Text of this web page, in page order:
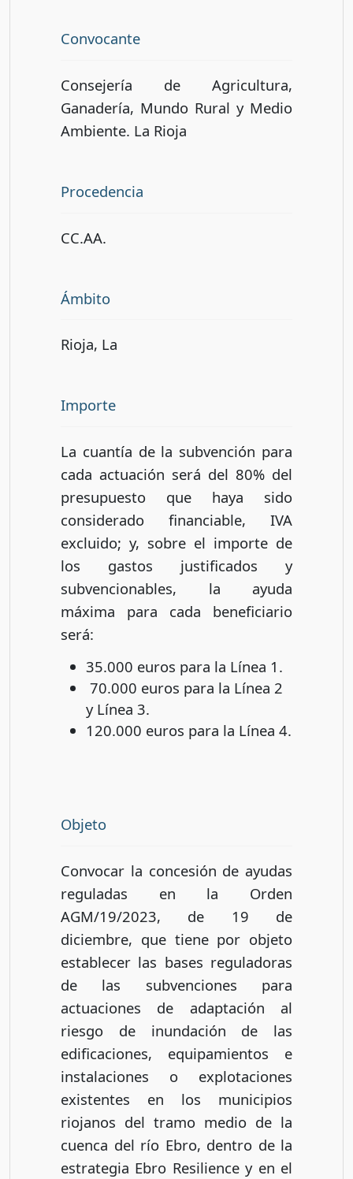
Convocante
Consejería de Agricultura,
Ganadería, Mundo Rural y Medio
Ambiente. La Rioja
Procedencia
CC.AA.
Ámbito
Rioja, La
Importe
La cuantía de la subvención para
cada actuación será del 80% del
presupuesto que haya sido
considerado financiable, IVA
excluido; y, sobre el importe de
los gastos justificados y
subvencionables, la ayuda
máxima para cada beneficiario
será:
35.000 euros para la Línea 1.
70.000 euros para la Línea 2
y Línea 3.
120.000 euros para la Línea 4.
Objeto
Convocar la concesión de ayudas
reguladas en la Orden
AGM/19/2023, de 19 de
diciembre, que tiene por objeto
establecer las bases reguladoras
de las subvenciones para
actuaciones de adaptación al
riesgo de inundación de las
edificaciones, equipamientos e
instalaciones o explotaciones
existentes en los municipios
riojanos del tramo medio de la
cuenca del río Ebro, dentro de la
estrategia Ebro Resilience y en el